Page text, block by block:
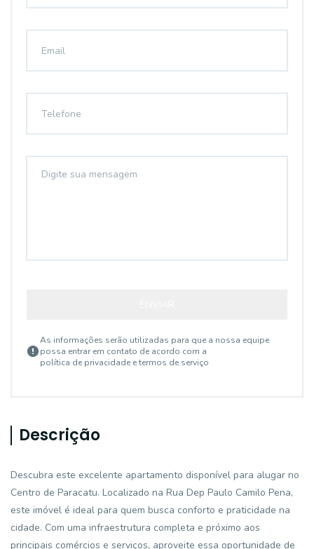
As informações serão utilizadas para que a nossa equipe
possa entrar em contato de acordo com a
política de privacidade e termos de serviço
Descrição
Descubra este excelente apartamento disponível para alugar no
Centro de Paracatu. Localizado na Rua Dep Paulo Camilo Pena,
este imóvel é ideal para quem busca conforto e praticidade na
cidade. Com uma infraestrutura completa e próximo aos
principais comércios e serviços, aproveite essa oportunidade de